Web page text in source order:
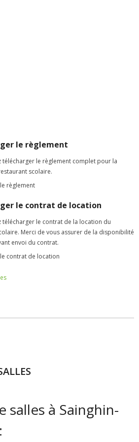
Scène »
le règlement
télécharger le règlement complet pour la
scolaire.
règlement
le contrat de location
télécharger le contrat de la location du
Merci de vous assurer de la disponibilité
envoi du contrat.
contrat de location
salles à Sainghin-